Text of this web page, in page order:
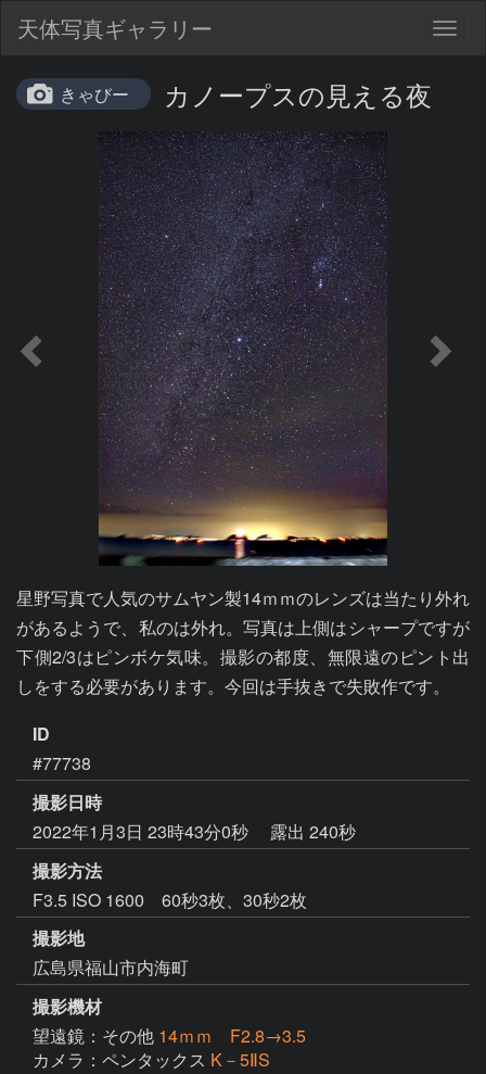
天体写真ギャラリー
きゃびー カノープスの見える夜
星野写真で人気のサムヤン製14ｍｍのレンズは当たり外れ
があるようで、私のは外れ。写真は上側はシャープですが
下側2/3はピンボケ気味。撮影の都度、無限遠のピント出
しをする必要があります。今回は手抜きで失敗作です。
ID
#77738
撮影日時
2022年1月3日 23時43分0秒
露出 240秒
撮影方法
F3.5 ISO 1600 60秒3枚、30秒2枚
撮影地
広島県福山市内海町
撮影機材
望遠鏡：その他 14ｍｍ F2.8→3.5
カメラ：ペンタックス K－5ⅡS